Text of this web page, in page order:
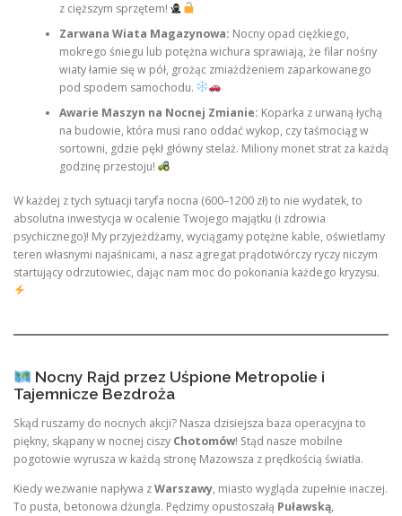
z cięższym sprzętem!
Zarwana Wiata Magazynowa: Nocny opad ciężkiego,
mokrego śniegu lub potężna wichura sprawiają, że filar nośny
wiaty łamie się w pół, grożąc zmiażdżeniem zaparkowanego
pod spodem samochodu.
Awarie Maszyn na Nocnej Zmianie: Koparka z urwaną łychą
na budowie, która musi rano oddać wykop, czy taśmociąg w
sortowni, gdzie pękł główny stelaż. Miliony monet strat za każdą
godzinę przestoju!
W każdej z tych sytuacji taryfa nocna (600–1200 zł) to nie wydatek, to
absolutna inwestycja w ocalenie Twojego majątku (i zdrowia
psychicznego)! My przyjeżdżamy, wyciągamy potężne kable, oświetlamy
teren własnymi najaśnicami, a nasz agregat prądotwórczy ryczy niczym
startujący odrzutowiec, dając nam moc do pokonania każdego kryzysu.
Nocny Rajd przez Uśpione Metropolie i
Tajemnicze Bezdroża
Skąd ruszamy do nocnych akcji? Nasza dzisiejsza baza operacyjna to
piękny, skąpany w nocnej ciszy Chotomów! Stąd nasze mobilne
pogotowie wyrusza w każdą stronę Mazowsza z prędkością światła.
Kiedy wezwanie napływa zWarszawy, miasto wygląda zupełnie inaczej.
To pusta, betonowa dżungla. Pędzimy opustoszałą Puławską,